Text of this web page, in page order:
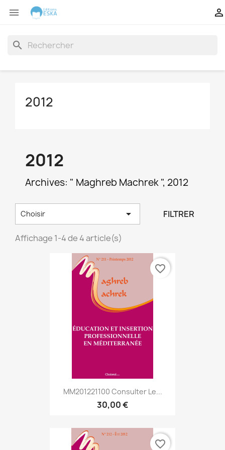
 
search
2012
2012
Archives: " Maghreb Machrek ", 2012
Choisir  FILTRER
Affichage 1-4 de 4 article(s)
MM201221100 Consulter Le...
30,00 €
favorite_border
favorite_border